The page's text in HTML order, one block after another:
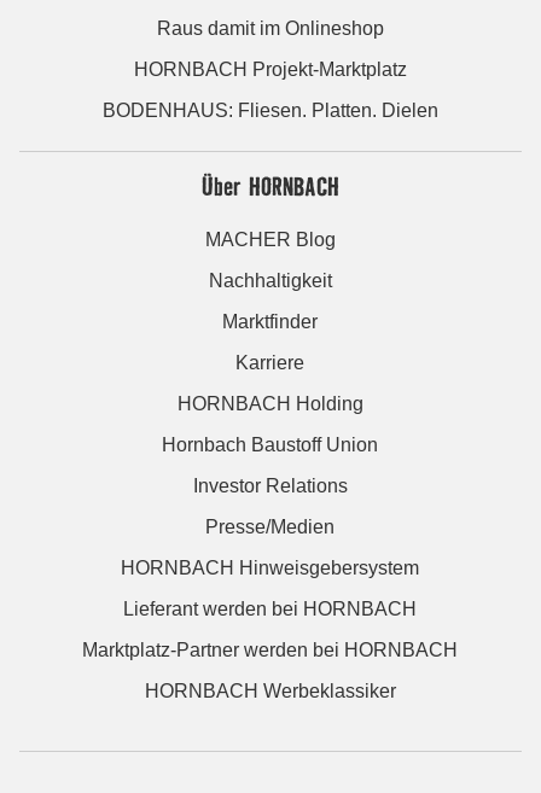
Raus damit im Onlineshop
HORNBACH Projekt-Marktplatz
BODENHAUS: Fliesen. Platten. Dielen
Über HORNBACH
MACHER Blog
Nachhaltigkeit
Marktfinder
Karriere
HORNBACH Holding
Hornbach Baustoff Union
Investor Relations
Presse/Medien
HORNBACH Hinweisgebersystem
Lieferant werden bei HORNBACH
Marktplatz-Partner werden bei HORNBACH
HORNBACH Werbeklassiker